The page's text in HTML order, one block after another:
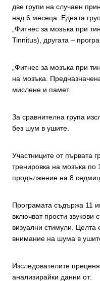
две групи на случаен
над 6 месеца. Едната
„Фитнес за мозъка при
Tinnitus), другата –
„Фитнес за мозъка при
на мозъка.
мислене и памет.
За сравнителна група
без шум в ушите.
Участниците от първата
тренировка на мозъка по
продължение на 8
Програмата съдържа 11
включват прости звукови
визуални стимули.
внимание на шума в
Изследователите
анализирайки данни от: